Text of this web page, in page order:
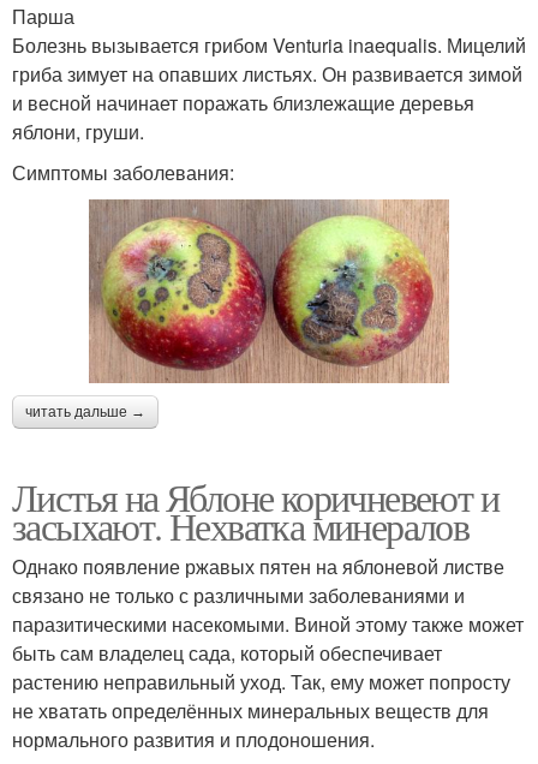
Парша
Болезнь вызывается грибом Venturia inaequalis. Мицелий
гриба зимует на опавших листьях. Он развивается зимой
и весной начинает поражать близлежащие деревья
яблони, груши.
Симптомы заболевания:
читать дальше →
Листья на Яблоне коричневеют и
засыхают. Нехватка минералов
Однако появление ржавых пятен на яблоневой листве
связано не только с различными заболеваниями и
паразитическими насекомыми. Виной этому также может
быть сам владелец сада, который обеспечивает
растению неправильный уход. Так, ему может попросту
не хватать определённых минеральных веществ для
нормального развития и плодоношения.